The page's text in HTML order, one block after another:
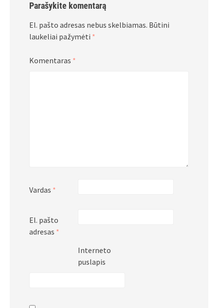
Parašykite komentarą
El. pašto adresas nebus skelbiamas. Būtini
laukeliai pažymėti *
Komentaras *
Vardas *
El. pašto
adresas *
Interneto
puslapis